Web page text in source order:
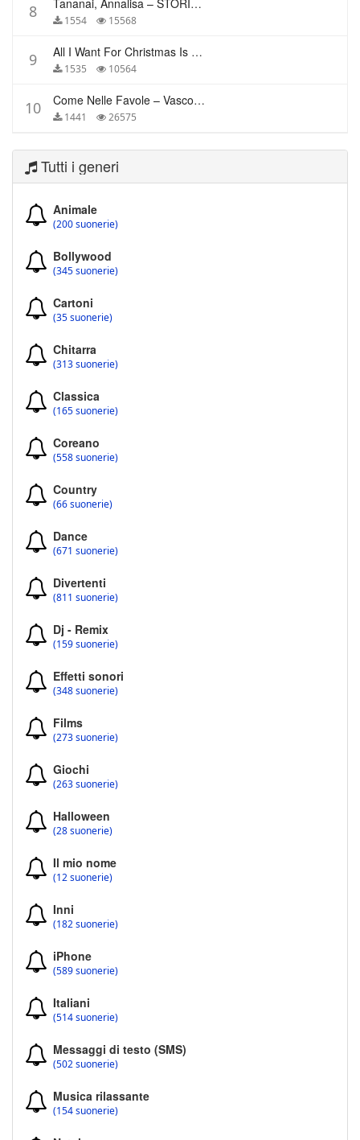
8 Tananai, Annalisa – STORIE BREVI
1554 15568
9 All I Want For Christmas Is You – Mariah Carey
1535 10564
10 Come Nelle Favole – Vasco Rossi
1441 26575
Tutti i generi
Animale
(200 suonerie)
Bollywood
(345 suonerie)
Cartoni
(35 suonerie)
Chitarra
(313 suonerie)
Classica
(165 suonerie)
Coreano
(558 suonerie)
Country
(66 suonerie)
Dance
(671 suonerie)
Divertenti
(811 suonerie)
Dj - Remix
(159 suonerie)
Effetti sonori
(348 suonerie)
Films
(273 suonerie)
Giochi
(263 suonerie)
Halloween
(28 suonerie)
Il mio nome
(12 suonerie)
Inni
(182 suonerie)
iPhone
(589 suonerie)
Italiani
(514 suonerie)
Messaggi di testo (SMS)
(502 suonerie)
Musica rilassante
(154 suonerie)